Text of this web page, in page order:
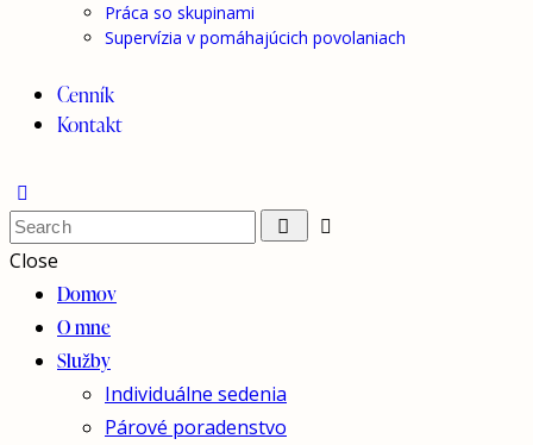
Práca so skupinami
Supervízia v pomáhajúcich povolaniach
Cenník
Kontakt
Close
Domov
O mne
Služby
Individuálne sedenia
Párové poradenstvo